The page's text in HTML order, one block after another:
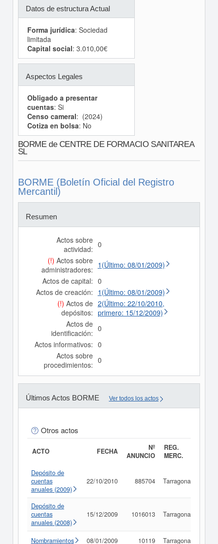
Datos de estructura Actual
Forma jurídica: Sociedad
limitada
Capital social: 3.010,00€
Aspectos Legales
Obligado a presentar
cuentas: Si
Censo cameral: (2024)
Cotiza en bolsa: No
BORME de CENTRE DE FORMACIO SANITAREA
SL
BORME (Boletín Oficial del Registro
Mercantil)
Resumen
Actos sobre
actividad: 0
(!) Actos sobre
administradores: 1(Último: 08/01/2009)
Actos de capital: 0
Actos de creación: 1(Último: 08/01/2009)
(!) Actos de
depósitos:
2(Último: 22/10/2010,
primero: 15/12/2009)
Actos de
identificación: 0
Actos informativos: 0
Actos sobre
procedimientos: 0
Últimos Actos BORME Ver todos los actos
Otros actos
ACTO FECHA
Nº
ANUNCIO
REG.
MERC.
Depósito de
cuentas
anuales (2009)
22/10/2010 885704 Tarragona
Depósito de
cuentas
anuales (2008)
15/12/2009 1016013 Tarragona
Nombramientos 08/01/2009 10119 Tarragona